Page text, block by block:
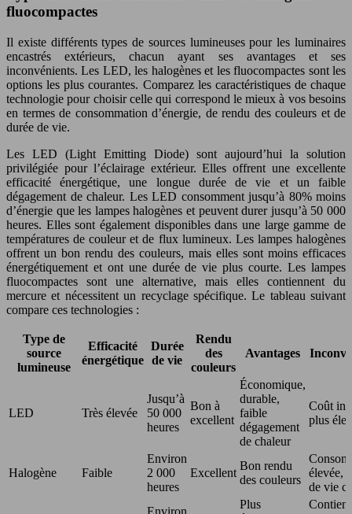
fluocompactes
Il existe différents types de sources lumineuses pour les luminaires
encastrés extérieurs, chacun ayant ses avantages et ses
inconvénients. Les LED, les halogènes et les fluocompactes sont les
options les plus courantes. Comparez les caractéristiques de chaque
technologie pour choisir celle qui correspond le mieux à vos besoins
en termes de consommation d’énergie, de rendu des couleurs et de
durée de vie.
Les LED (Light Emitting Diode) sont aujourd’hui la solution
privilégiée pour l’éclairage extérieur. Elles offrent une excellente
efficacité énergétique, une longue durée de vie et un faible
dégagement de chaleur. Les LED consomment jusqu’à 80% moins
d’énergie que les lampes halogènes et peuvent durer jusqu’à 50 000
heures. Elles sont également disponibles dans une large gamme de
températures de couleur et de flux lumineux. Les lampes halogènes
offrent un bon rendu des couleurs, mais elles sont moins efficaces
énergétiquement et ont une durée de vie plus courte. Les lampes
fluocompactes sont une alternative, mais elles contiennent du
mercure et nécessitent un recyclage spécifique. Le tableau suivant
compare ces technologies :
Type de
source
lumineuse
Efficacité
énergétique
Durée
de vie
Rendu
des
couleurs
Avantages
LED Très élevée
Jusqu’à
50 000
heures
Bon à
excellent
Économique,
durable,
faible
dégagement
de chaleur
Coût
plus
Halogène Faible
Environ
2 000
heures
Excellent
Bon rendu
des couleurs
élevée,
de vie
Environ
Plus